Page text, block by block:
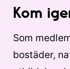
Kom
Som
bostäder,